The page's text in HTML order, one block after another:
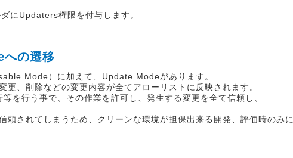
にUpdaters権限を付与します。
の遷移
Mode）に加えて、Update Modeがあります。
、削除などの変更内容が全てアローリストに反映されます。
を行う事で、その作業を許可し、発生する変更を全て信頼し、
されてしまうため、クリーンな環境が担保出来る開発、評価時のみに